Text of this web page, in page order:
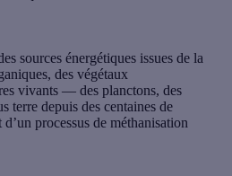
sources énergétiques issues de la
, des végétaux
vivants — des planctons, des
terre depuis des centaines de
processus de méthanisation